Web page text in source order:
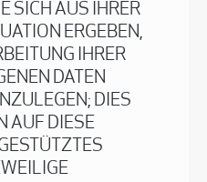
SICH AUS IHRER
ERGEBEN,
IHRER
DATEN
DIES
AUF DIESE